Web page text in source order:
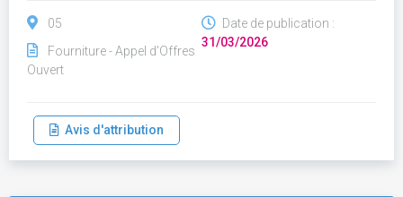
05
Fourniture - Appel d'Offres
Ouvert
Date de publication :
31/03/2026
Avis d'attribution